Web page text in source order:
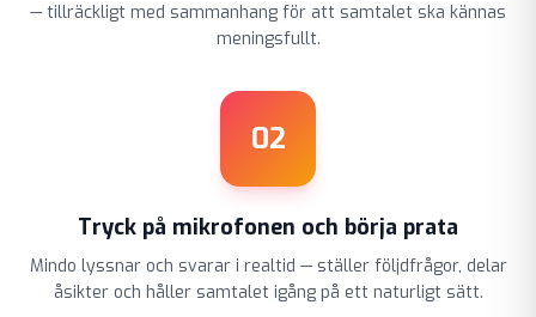
— tillräckligt med sammanhang för att samtalet ska kännas
meningsfullt.
02
Tryck på mikrofonen och börja prata
Mindo lyssnar och svarar i realtid — ställer följdfrågor, delar
åsikter och håller samtalet igång på ett naturligt sätt.